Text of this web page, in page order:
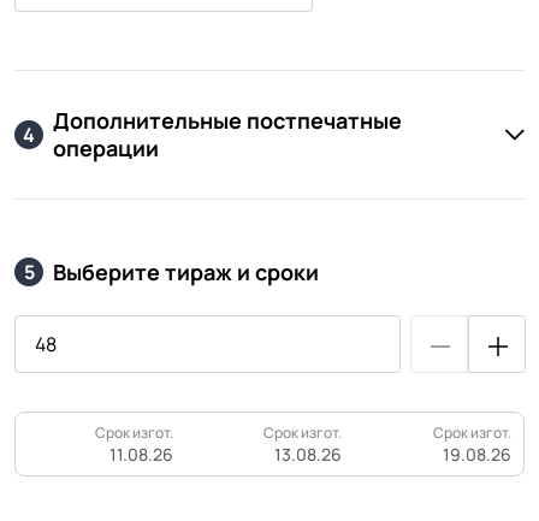
4
Дополнительные постпечатные
операции
5 Выберите тираж и сроки
Срок изгот.
11.08.26
Срок изгот.
13.08.26
Срок изгот.
19.08.26